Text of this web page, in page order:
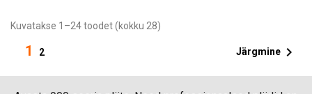
Kuvatakse 1–24 toodet (kokku 28)
1 2 Järgmine 